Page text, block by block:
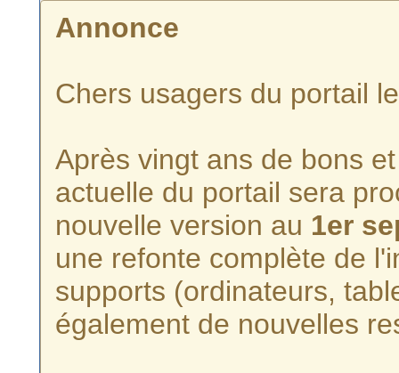
Annonce
Chers usagers du portail
Après vingt ans de bons
actuelle du portail sera
nouvelle version au 1er
une refonte complète de
supports (ordinateurs,
également de nouvelles